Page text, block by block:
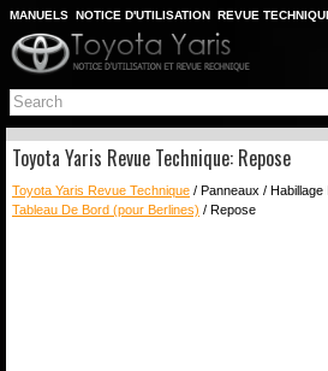
MANUELS NOTICE D'UTILISATION REVUE
PLAN DU SITE
CHERCHER
Toyota Yaris Revue Technique: Repose
Toyota Yaris Revue Technique / Panneaux / Habillage
Tableau De Bord (pour Berlines) / Repose